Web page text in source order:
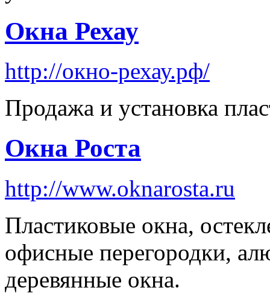
Окна Рехау
http://окно-рехау.рф/
Продажа и установка
Окна Роста
http://www.oknarosta.ru
Пластиковые окна,
офисные перегородки,
деревянные окна.